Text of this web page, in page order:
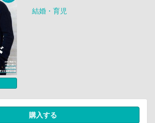
結婚・育児
購入する